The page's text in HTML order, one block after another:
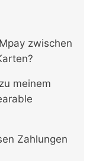
zwischen
meinem
Zahlungen